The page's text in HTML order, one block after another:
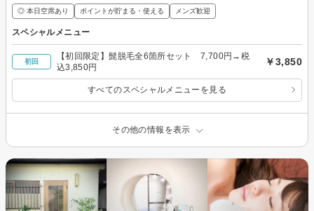
◎ 本日空席あり ポイントが貯まる・使える メンズ歓迎
スペシャルメニュー
初回
【初回限定】髭脱毛全6箇所セット 7,700円→税
込3,850円
￥3,850
すべてのスペシャルメニューを見る
その他の情報を表示